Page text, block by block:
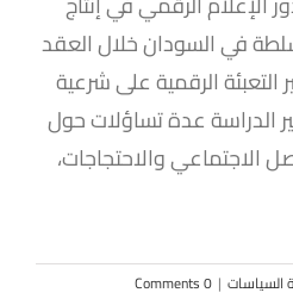
في السودان خلال العقد
التعبئة الرقمية على شرعية
الدراسة عدة تساؤلات حول
الاجتماعي والاحتجاجات،
السياسات |
0 Comments